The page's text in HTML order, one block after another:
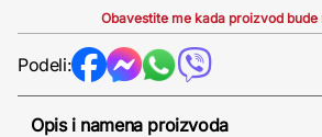
Obavestite me kada proizvod bude
Podeli:
Opis i namena proizvoda